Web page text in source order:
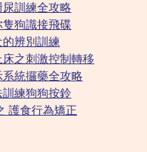
訓練全攻略
狗識接飛碟
辨別訓練
之刺激控制轉移
統攞藥全攻略
練狗狗按鈴
護食行為矯正